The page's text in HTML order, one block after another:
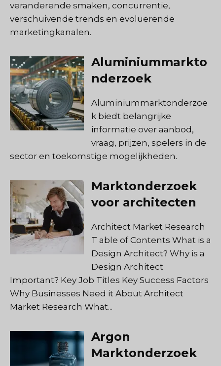
veranderende smaken, concurrentie,
verschuivende trends en evoluerende
marketingkanalen.
Aluminiummarkto
nderzoek
Aluminiummarktonderzoe
k biedt belangrijke
informatie over aanbod,
vraag, prijzen, spelers in de
sector en toekomstige mogelijkheden.
Marktonderzoek
voor architecten
Architect Market Research
T able of Contents What is a
Design Architect? Why is a
Design Architect
Important? Key Job Titles Key Success Factors
Why Businesses Need it About Architect
Market Research What...
Argon
Marktonderzoek